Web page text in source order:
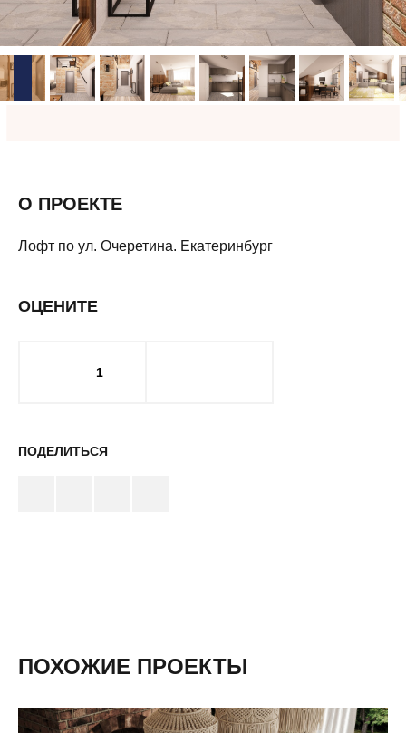
О ПРОЕКТЕ
Лофт по ул. Очеретина. Екатеринбург
ОЦЕНИТЕ
1
ПОДЕЛИТЬСЯ
ПОХОЖИЕ ПРОЕКТЫ